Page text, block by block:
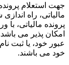
جهت استعلام
مالیاتی، راه
پرونده مالیاتی، با
امکان پذیر می
عبور خود، یا ثبت
خود می باشند.